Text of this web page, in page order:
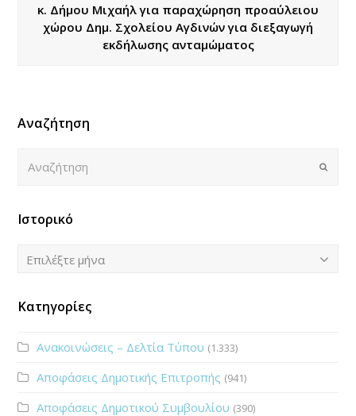
κ. Δήμου Μιχαήλ για παραχώρηση προαύλειου
χώρου Δημ. Σχολείου Αγδινών για διεξαγωγή
εκδήλωσης ανταμώματος
Αναζήτηση
Submit
Ιστορικό
Ιστορικό
Επιλέξτε μήνα
Κατηγορίες
Ανακοινώσεις – Δελτία Τύπου (1.333)
Αποφάσεις Δημοτικής Επιτροπής (941)
Αποφάσεις Δημοτικού Συμβουλίου (390)